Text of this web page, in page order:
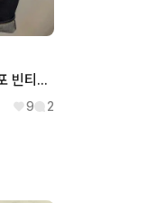
[RRL]더블알엘 빈파포 빈티지파이브포켓 데님 USA 생산 36size
9 2